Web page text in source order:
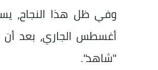
وفي ظل هذا النجاح،
"شاهد".